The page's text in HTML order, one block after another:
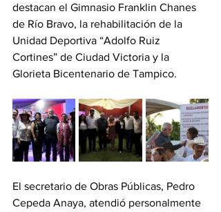
destacan el Gimnasio Franklin Chanes
de Río Bravo, la rehabilitación de la
Unidad Deportiva “Adolfo Ruiz
Cortines” de Ciudad Victoria y la
Glorieta Bicentenario de Tampico.
El secretario de Obras Públicas, Pedro
Cepeda Anaya, atendió personalmente